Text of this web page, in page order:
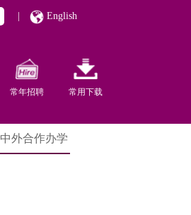
English
常年招聘 常用下载
中外合作办学